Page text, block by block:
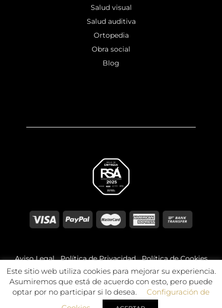
Salud visual
Salud auditiva
Ortopedia
Obra social
Blog
Aviso Legal Política de Privacidad Política de Cookies
© 2026 Óptica Bajo Aragón. Todos los derechos
reservados.
Este sitio web utiliza cookies para mejorar su experiencia.
Asumiremos que está de acuerdo con esto, pero puede
optar por no participar si lo desea.
Configuración de